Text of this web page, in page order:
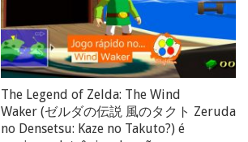
The Legend of Zelda: The Wind
Waker (ゼルダの伝説 風のタクト Zeruda
no Densetsu: Kaze no Takuto?) é